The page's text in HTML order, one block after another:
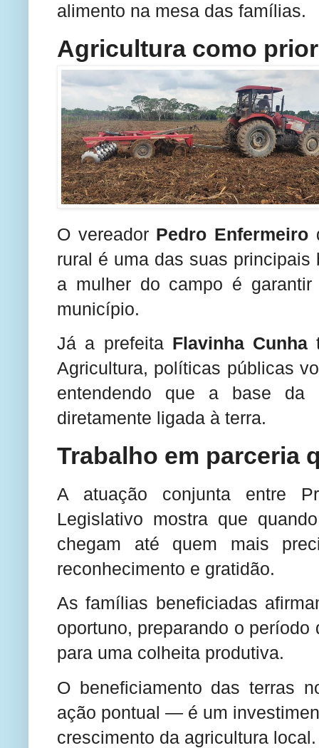
alimento na mesa das famílias.
Agricultura como
O vereador Pedro Enfermeiro
rural é uma das suas
a mulher do campo é
município.
Já a prefeita Flavinha Cunha
Agricultura, políticas públicas
entendendo que a base da
diretamente ligada à terra.
Trabalho em parceria
A atuação conjunta entre
Legislativo mostra que
chegam até quem mais
reconhecimento e gratidão.
As famílias beneficiadas
oportuno, preparando o
para uma colheita produtiva.
O beneficiamento das terras
ação pontual — é um
crescimento da agricultura local.